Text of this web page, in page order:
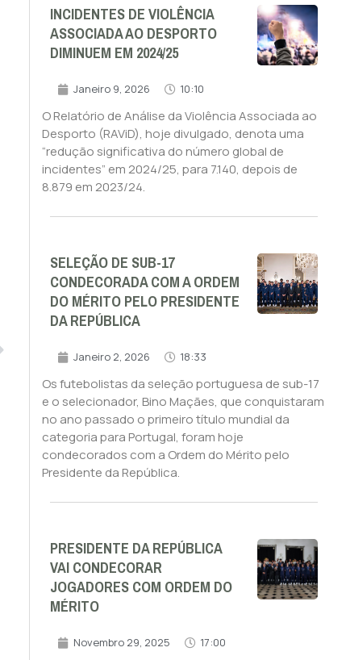
INCIDENTES DE VIOLÊNCIA
ASSOCIADA AO DESPORTO
DIMINUEM EM 2024/25
Janeiro 9, 2026 10:10
O Relatório de Análise da Violência Associada ao
Desporto (RAViD), hoje divulgado, denota uma
“redução significativa do número global de
incidentes” em 2024/25, para 7.140, depois de
8.879 em 2023/24.
SELEÇÃO DE SUB-17
CONDECORADA COM A ORDEM
DO MÉRITO PELO PRESIDENTE
DA REPÚBLICA
Janeiro 2, 2026 18:33
Os futebolistas da seleção portuguesa de sub-17
e o selecionador, Bino Maçães, que conquistaram
no ano passado o primeiro título mundial da
categoria para Portugal, foram hoje
condecorados com a Ordem do Mérito pelo
Presidente da República.
PRESIDENTE DA REPÚBLICA
VAI CONDECORAR
JOGADORES COM ORDEM DO
MÉRITO
Novembro 29, 2025 17:00